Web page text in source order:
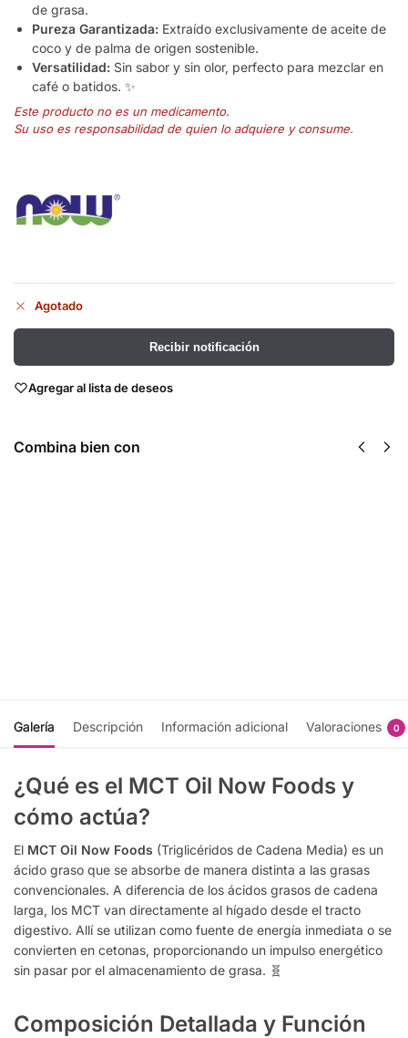
de grasa.
Pureza Garantizada: Extraído exclusivamente de aceite de
coco y de palma de origen sostenible.
Versatilidad: Sin sabor y sin olor, perfecto para mezclar en
café o batidos. ✨
Este producto no es un medicamento.
Su uso es responsabilidad de quien lo adquiere y consume.
Agotado
Recibir notificación
Agregar al lista de deseos
Combina bien con
Galería Descripción Información adicional Valoraciones 0
¿Qué es el MCT Oil Now Foods y
cómo actúa?
El MCT Oil Now Foods (Triglicéridos de Cadena Media) es un
ácido graso que se absorbe de manera distinta a las grasas
convencionales. A diferencia de los ácidos grasos de cadena
larga, los MCT van directamente al hígado desde el tracto
digestivo. Allí se utilizan como fuente de energía inmediata o se
convierten en cetonas, proporcionando un impulso energético
sin pasar por el almacenamiento de grasa. 🧬
Composición Detallada y Función